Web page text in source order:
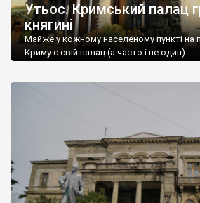
Утьос. Кримський палац
княгині
Майже у кожному населеному пункті на
Криму є свій палац (а часто і не один).